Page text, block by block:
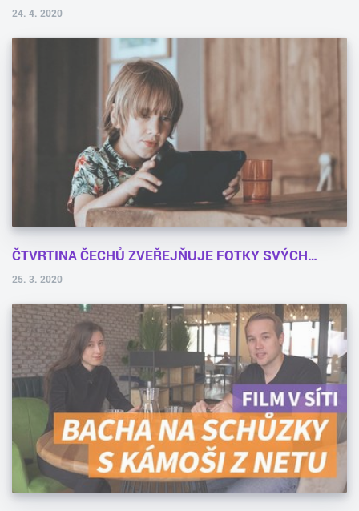
24. 4. 2020
ČTVRTINA ČECHŮ ZVEŘEJŇUJE FOTKY SVÝCH…
25. 3. 2020